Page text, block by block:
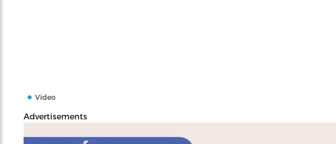
Video
Advertisements